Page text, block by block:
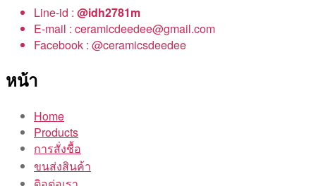
Line-id : @idh2781m
E-mail : ceramicdeedee@gmail.com
Facebook : @ceramicsdeedee
หน้า
Home
Products
การสั่งชื้อ
ขนส่งสินค้า